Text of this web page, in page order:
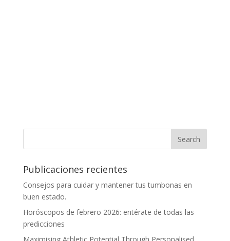
Publicaciones recientes
Consejos para cuidar y mantener tus tumbonas en
buen estado.
Horóscopos de febrero 2026: entérate de todas las
predicciones